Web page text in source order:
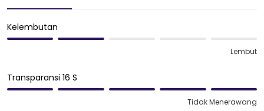
Kelembutan
Lembut
Transparansi 16 S
Tidak Menerawang